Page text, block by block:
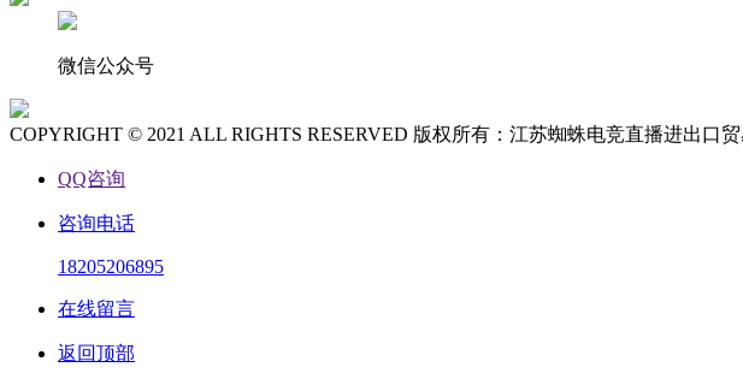
微信公众号
COPYRIGHT © 2021 ALL RIGHTS RESERVED 版权所有：江苏蜘蛛电竞直播进出口贸
QQ咨询
咨询电话
18205206895
在线留言
返回顶部